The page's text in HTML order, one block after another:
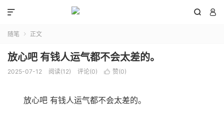
 

随笔  正文
放心吧 有钱人运气都不会太差的。
2025-07-12 阅读(12) 评论(0)  赞(0)
放心吧 有钱人运气都不会太差的。